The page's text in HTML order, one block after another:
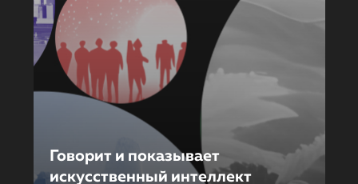
Говорит и показывает
искусственный интеллект